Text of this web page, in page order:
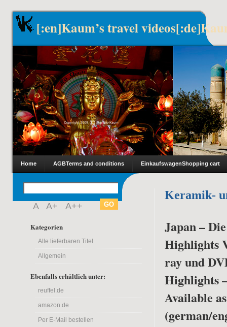
[:en]Kaum’s travel
Home AGBTerms and conditions EinkaufswagenShopping cart
A A+ A++
Kategorien
Alle lieferbaren Titel
Allgemein
Ebenfalls erhältlich unter:
reuffel.de
amazon.de
Per E-Mail bestellen
Keramik-
Japan –
Highlights
ray und
Highlights
Available
(german/